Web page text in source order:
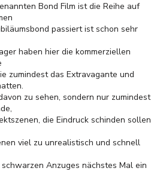
Bond Film ist die Reihe auf
passiert ist schon sehr
haben hier die kommerziellen
zumindest das Extravagante und
zu sehen, sondern nur zumindest
die Eindruck schinden sollen
viel zu unrealistisch und schnell
Anzuges nächstes Mal ein